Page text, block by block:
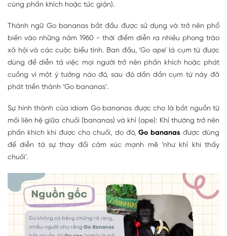
cùng phấn khích hoặc tức giận).
Thành ngữ Go bananas bắt đầu được sử dụng và trở nên phổ
biến vào những năm 1960 - thời điểm diễn ra nhiều phong trào
xã hội và các cuộc biểu tình. Ban đầu, ‘Go ape’ là cụm từ được
dùng để diễn tả việc mọi người trở nên phấn khích hoặc phát
cuồng vì một ý tưởng nào đó, sau đó dần dần cụm từ này đã
phát triển thành ‘Go bananas’.
Sự hình thành của idiom Go bananas được cho là bắt nguồn từ
mối liên hệ giữa chuối (bananas) và khỉ (ape): Khỉ thường trở nên
phấn khích khi được cho chuối, do đó, Go bananas được dùng
để diễn tả sự thay đổi cảm xúc mạnh mẽ ‘như khỉ khi thấy
chuối’.